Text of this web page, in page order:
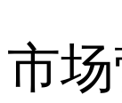
市